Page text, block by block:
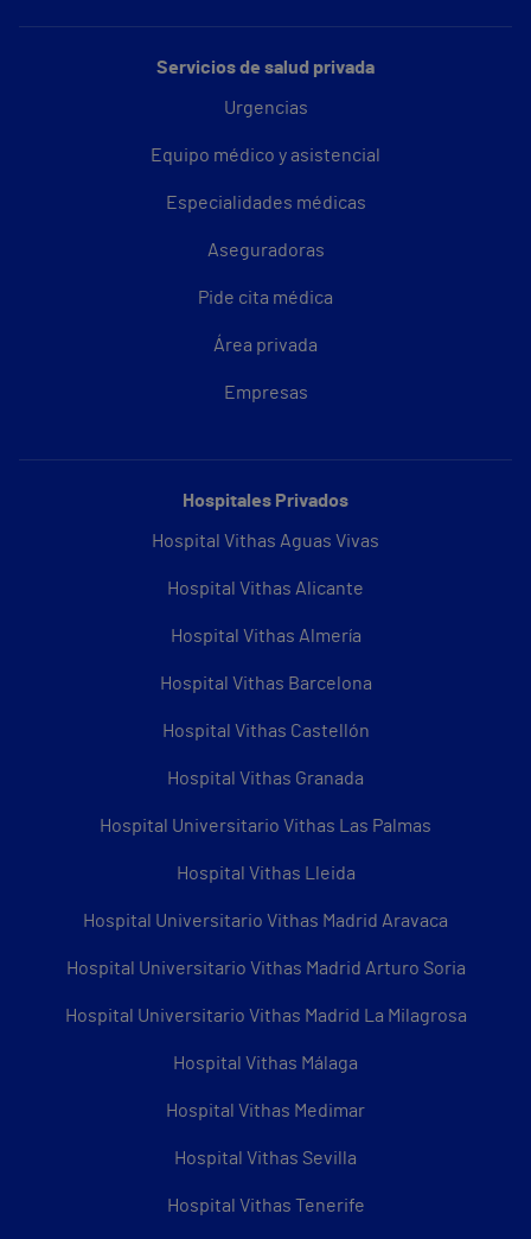
Servicios de salud privada
Urgencias
Equipo médico y asistencial
Especialidades médicas
Aseguradoras
Pide cita médica
Área privada
Empresas
Hospitales Privados
Hospital Vithas Aguas Vivas
Hospital Vithas Alicante
Hospital Vithas Almería
Hospital Vithas Barcelona
Hospital Vithas Castellón
Hospital Vithas Granada
Hospital Universitario Vithas Las Palmas
Hospital Vithas Lleida
Hospital Universitario Vithas Madrid Aravaca
Hospital Universitario Vithas Madrid Arturo Soria
Hospital Universitario Vithas Madrid La Milagrosa
Hospital Vithas Málaga
Hospital Vithas Medimar
Hospital Vithas Sevilla
Hospital Vithas Tenerife